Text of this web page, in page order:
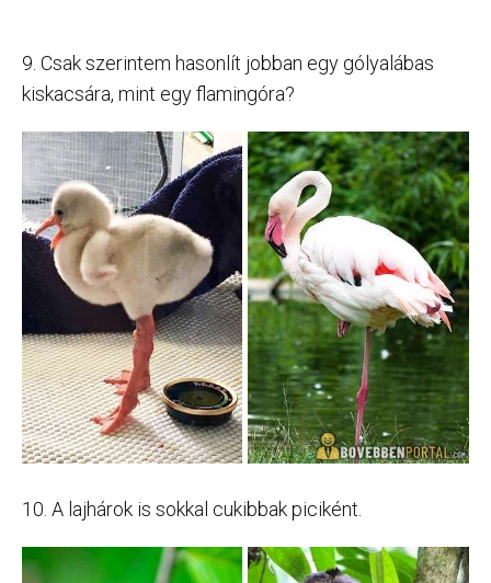
9. Csak szerintem hasonlít jobban egy gólyalábas
kiskacsára, mint egy flamingóra?
10. A lajhárok is sokkal cukibbak piciként.